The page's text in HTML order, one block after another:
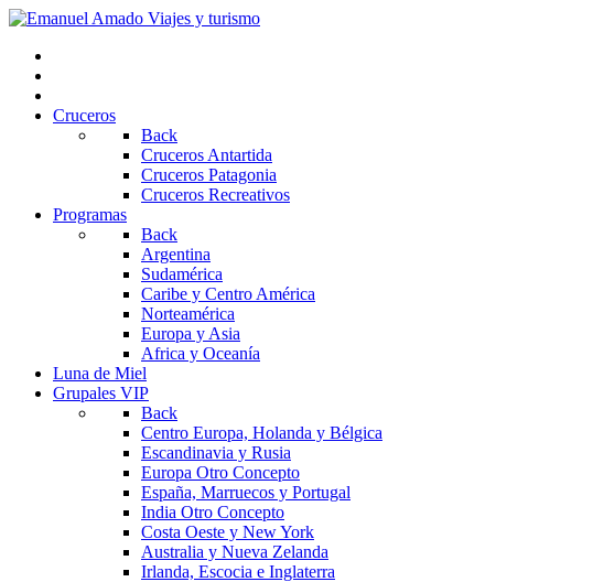
Cruceros
Back
Cruceros Antartida
Cruceros Patagonia
Cruceros Recreativos
Programas
Back
Argentina
Sudamérica
Caribe y Centro América
Norteamérica
Europa y Asia
Africa y Oceanía
Luna de Miel
Grupales VIP
Back
Centro Europa, Holanda y Bélgica
Escandinavia y Rusia
Europa Otro Concepto
España, Marruecos y Portugal
India Otro Concepto
Costa Oeste y New York
Australia y Nueva Zelanda
Irlanda, Escocia e Inglaterra